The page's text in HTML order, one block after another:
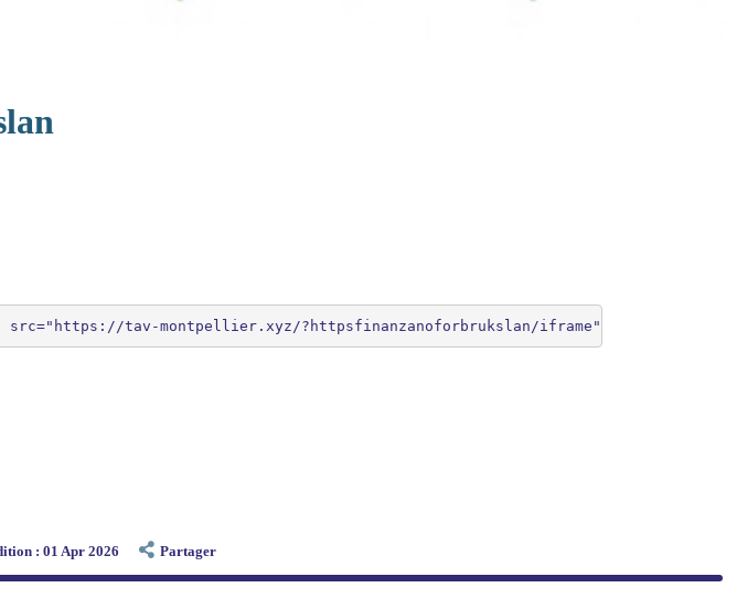
: 01 Apr 2026 Partager